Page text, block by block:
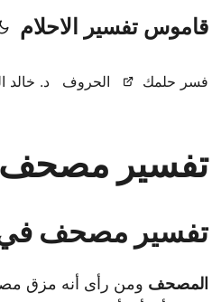
قاموس تفسير الاحلام
فسر حلمك الحروف د. خالد
تفسير مصحف
تفسير مصحف في
المصحف ومن رأى أنه مزق